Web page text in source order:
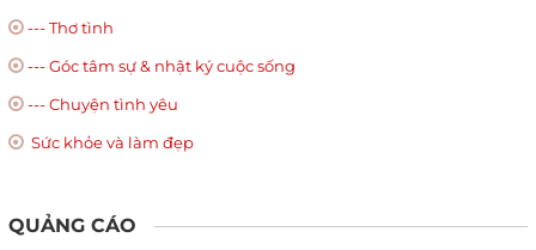
--- Thơ tình
--- Góc tâm sự & nhật ký cuộc sống
--- Chuyện tình yêu
Sức khỏe và làm đẹp
QUẢNG CÁO